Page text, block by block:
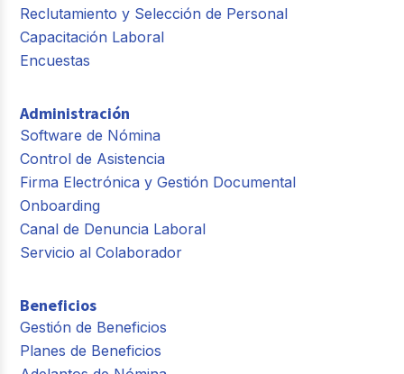
Reclutamiento y Selección de Personal
Capacitación Laboral
Encuestas
Administración
Software de Nómina
Control de Asistencia
Firma Electrónica y Gestión Documental
Onboarding
Canal de Denuncia Laboral
Servicio al Colaborador
Beneficios
Gestión de Beneficios
Planes de Beneficios